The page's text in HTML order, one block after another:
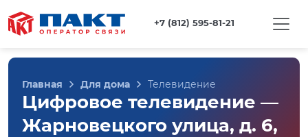
+7 (812) 595-81-21
Главная Для дома Телевидение
Цифровое телевидение —
Жарновецкого улица, д. 6,